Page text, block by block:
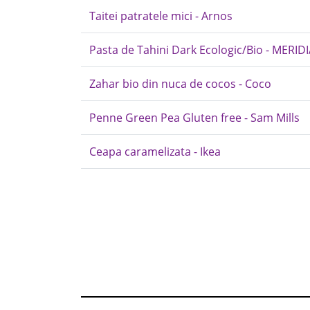
Taitei patratele mici - Arnos
Pasta de Tahini Dark Ecologic/Bio -
Zahar bio din nuca de cocos - Coco
Penne Green Pea Gluten free - Sam Mills
Ceapa caramelizata - Ikea